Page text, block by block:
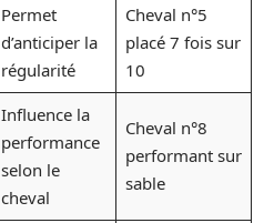
Permet
d’anticiper la
régularité
Cheval n°5
placé 7 fois sur
10
Influence la
performance
selon le
cheval
Cheval n°8
performant sur
sable